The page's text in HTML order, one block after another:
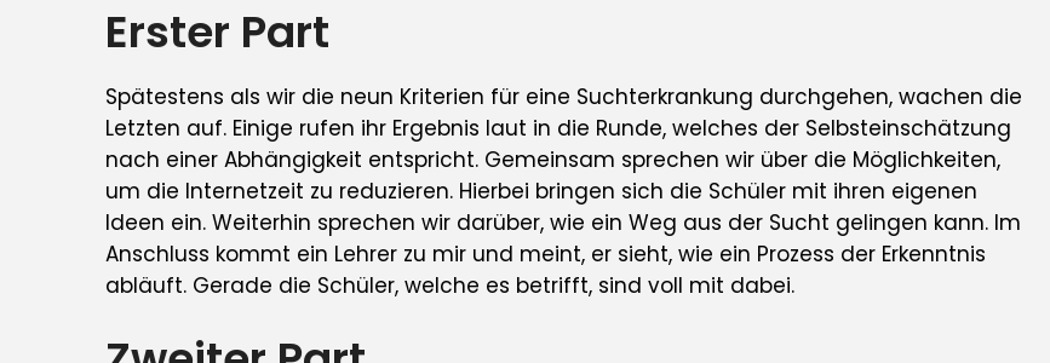
Erster Part
Spätestens als wir die neun Kriterien für eine Suchterkrankung durchgehen, wachen die
Letzten auf. Einige rufen ihr Ergebnis laut in die Runde, welches der Selbsteinschätzung
nach einer Abhängigkeit entspricht. Gemeinsam sprechen wir über die Möglichkeiten,
um die Internetzeit zu reduzieren. Hierbei bringen sich die Schüler mit ihren eigenen
Ideen ein. Weiterhin sprechen wir darüber, wie ein Weg aus der Sucht gelingen kann. Im
Anschluss kommt ein Lehrer zu mir und meint, er sieht, wie ein Prozess der Erkenntnis
abläuft. Gerade die Schüler, welche es betrifft, sind voll mit dabei.